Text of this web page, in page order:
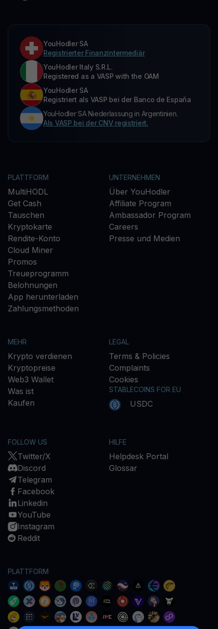
YouHodler SA
Registrierter Finanzintermediär
YouHodler Italy S.R.L.
Registered as a VASP with the OAM
YouHodler SA
Registriert als VASP bei der Banco de España
YouHodler SA Niederlassung in Argentinien.
Als VASP bei der CNV registriert.
PLATTFORM
MultiHODL
Get Cash
Tauschen
Kryptokarte
Rendite-Konto
Cloud Miner
Promos
Treueprogramm
Belohnungen
App herunterladen
Zahlungsmethoden
UNTERNEHMEN
Über YouHodler
Affiliate Program
Ambassador Program
Careers
Presse und Medien
MEHR
Krypto verdienen
Kryptopreise
Web3 Wallet
Was ist
Kaufen
LEGAL
Terms & Policies
Complaints
Cookies
STABLECOINS FOR EU
USDC
FOLLOW US
Twitter/X
Discord
Telegram
Facebook
Linkedin
YouTube
Instagram
Reddit
HILFE
Helpdesk Portal
Glossar
PLATTFORM